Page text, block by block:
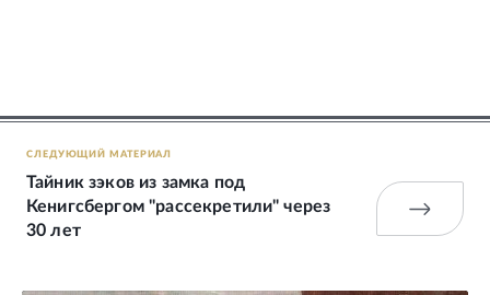
СЛЕДУЮЩИЙ МАТЕРИАЛ
Тайник зэков из замка под
Кенигсбергом "рассекретили" через
30 лет